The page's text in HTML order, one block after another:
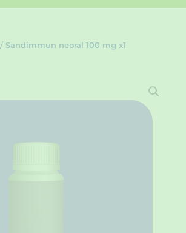
/ Sandimmun neoral 100 mg x1